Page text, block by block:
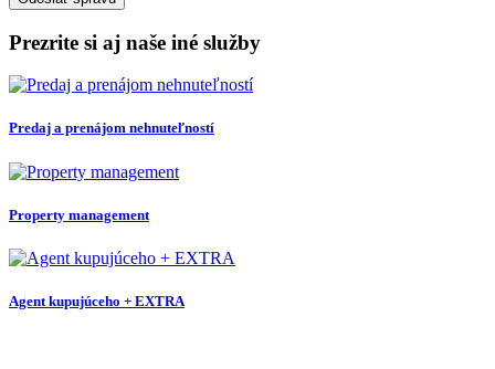
Prezrite si aj naše iné služby
Predaj a prenájom nehnuteľností
Property management
Agent kupujúceho + EXTRA